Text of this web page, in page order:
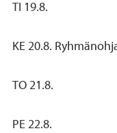
TI 19.8.
KE 20.8.
TO 21.8.
PE 22.8.